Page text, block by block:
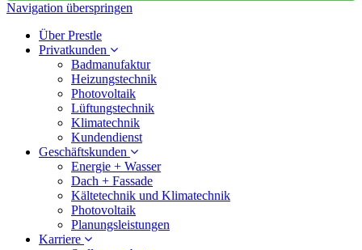
Navigation überspringen
Über Prestle
Privatkunden
Badmanufaktur
Heizungstechnik
Photovoltaik
Lüftungstechnik
Klimatechnik
Kundendienst
Geschäftskunden
Energie + Wasser
Dach + Fassade
Kältetechnik und Klimatechnik
Photovoltaik
Planungsleistungen
Karriere